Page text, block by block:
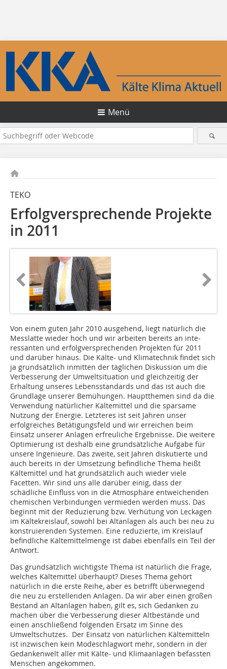
Menü
TEKO
Erfolgversprechende Projekte
in 2011
Von einem guten Jahr 2010 ausgehend, liegt natürlich die
Messlatte wieder hoch und wir arbeiten bereits an inte­
ressanten und erfolgversprechenden Projekten für 2011
und darüber hinaus. Die Kälte- und Klimatechnik findet sich
ja grundsätzlich inmitten der täglichen Diskussion um die
Verbesserung der Umweltsituation und gleichzeitig der
Erhaltung unseres Lebensstandards und das ist auch die
Grundlage unserer Bemühungen. Hauptthemen sind da die
Verwendung natürlicher Kältemittel und die sparsame
Nutzung der Energie. Letzteres ist seit Jahren unser
erfolgreiches Betätigungsfeld und wir erreichen beim
Einsatz unserer Anlagen erfreuliche Ergebnisse. Die weitere
Optimierung ist deshalb eine grundsätzliche Aufgabe für
unsere Ingenieure. Das zweite, seit Jahren diskutierte und
auch bereits in der Umsetzung befindliche Thema heißt
Kältemittel und hat grundsätzlich auch wieder viele
Facetten. Wir sind uns alle darüber einig, dass der
schädliche Einfluss von in die Atmosphäre entweichenden
chemischen Verbindungen vermieden werden muss. Das
beginnt mit der Reduzierung bzw. Verhütung von Leckagen
im Kältekreislauf, sowohl bei Altanlagen als auch bei neu zu
konstruierenden Systemen. Eine reduzierte, im Kreislauf
befindliche Kältemittelmenge ist dabei ebenfalls ein Teil der
Antwort.
Das grundsätzlich wichtigste Thema ist natürlich die Frage,
welches Kältemittel überhaupt? Dieses Thema gehört
natürlich in die erste Reihe, aber es betrifft überwiegend
die neu zu erstellenden Anlagen. Da wir aber einen großen
Bestand an Altanlagen haben, gilt es, sich Gedanken zu
machen über die Verbesserung dieser Altbestände und
einen anschließend folgenden Ersatz im Sinne des
Umweltschutzes. Der Einsatz von natürlichen Kältemitteln
ist inzwischen kein Modeschlagwort mehr, sondern in der
Gedankenwelt aller mit Kälte- und Klimaanlagen befassten
Menschen angekommen.